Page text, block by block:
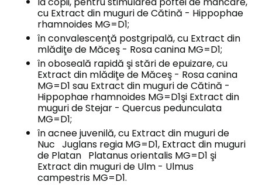
cu Extract din muguri de Cătină - Hippophae
rhamnoides MG=D1;
în convalescenţă postgripală, cu Extract din
mlădiţe de Măceş - Rosa canina MG=D1;
în oboseală rapidă şi stări de epuizare, cu
Extract din mlădiţe de Măceş - Rosa canina
MG=D1 sau Extract din muguri de Cătină -
Hippophae rhamnoides MG=D1şi Extract din
muguri de Stejar - Quercus pedunculata
MG=D1;
în acnee juvenilă, cu Extract din muguri de
Nuc Juglans regia MG=D1, Extract din muguri
de Platan Platanus orientalis MG=D1 şi
Extract din muguri de Ulm - Ulmus
campestris MG=D1.